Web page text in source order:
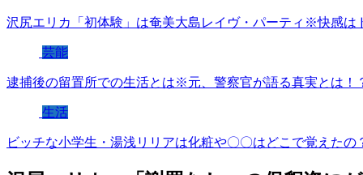
沢尻エリカ「初体験」は奄美大島レイヴ・パーティ※快感は
芸能
逮捕後の留置所での生活とは※元、警察官が語る真実とは！
生活
ビッチな小学生・湯浅リリアは化粧や〇〇はどこで覚えたの